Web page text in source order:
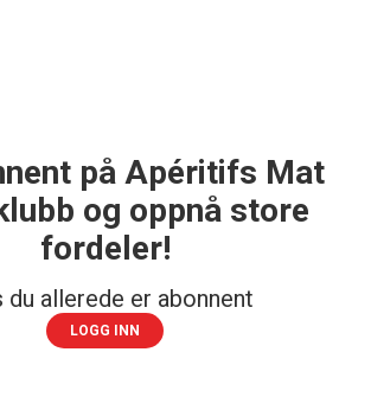
på Apéritifs Mat
og oppnå store
fordeler!
du allerede er abonnent
LOGG INN